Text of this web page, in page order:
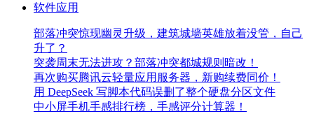
软件应用
部落冲突惊现幽灵升级，建筑城墙英雄放着没管，自己
升了？
突袭周末无法进攻？部落冲突都城规则暗改！
再次购买腾讯云轻量应用服务器，新购续费同价！
用 DeepSeek 写脚本代码误删了整个硬盘分区文件
中小屏手机手感排行榜，手感评分计算器！